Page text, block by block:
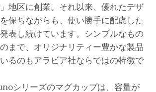
地区に創業。それ以来、優れたデザ
保ちながらも、使い勝手に配慮した
表し続けています。シンプルなもの
まで、オリジナリティー豊かな製品
るのもアラビア社ならではの特徴で
シリーズのマグカップは、容量が